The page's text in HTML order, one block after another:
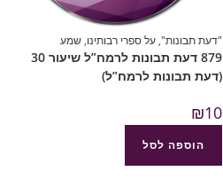
"דעת תבונות", על ספרי רבותינו, שמע
879 דעת תבונות לרמח”ל שיעור 30
(דעת תבונות לרמח”ל)
₪10
הוספה לסל